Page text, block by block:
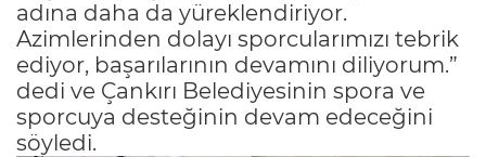
adına daha da yüreklendiriyor.
Azimlerinden dolayı sporcularımızı tebrik
ediyor, başarılarının devamını diliyorum.”
dedi ve Çankırı Belediyesinin spora ve
sporcuya desteğinin devam edeceğini
söyledi.